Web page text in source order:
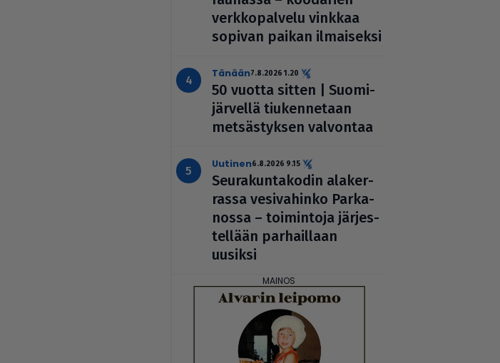
verk­ko­pal­velu vinkkaa
sopivan paikan ilmai­seksi
Tänään7.8.2026 1.20
50 vuotta sitten | Suo­mi­
jär­vellä tiu­ken­ne­taan
met­säs­tyk­sen valvontaa
uutinen6.8.2026 9.15
Seu­ra­kun­ta­ko­din ala­ker­
rassa vesi­va­hinko Par­ka­
nossa – toi­min­toja jär­jes­
tel­lään par­hail­laan
uusiksi